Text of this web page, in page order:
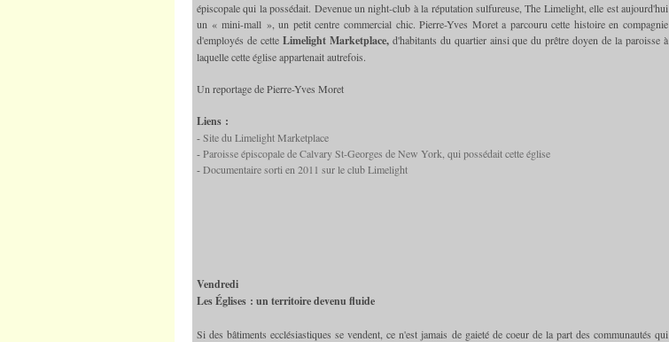
épiscopale qui la possédait. Devenue un night-club à la réputation sulfureuse, The Limelight, elle est aujourd'hui
un « mini-mall », un petit centre commercial chic. Pierre-Yves Moret a parcouru cette histoire en compagnie
d'employés de cette Limelight Marketplace,d'habitants du quartier ainsi que du prêtre doyen de la paroisse à
laquelle cette église appartenait autrefois.
Un reportage de Pierre-Yves Moret
Liens :
-Site du Limelight Marketplace
-Paroisse épiscopale de Calvary St-Georges de New York, qui possédait cette église
-Documentaire sorti en 2011 sur le club Limelight
Vendredi
Les Églises : un territoire devenu fluide
Si des bâtiments ecclésiastiques se vendent, ce n'est jamais de gaieté de coeur de la part des communautés qui